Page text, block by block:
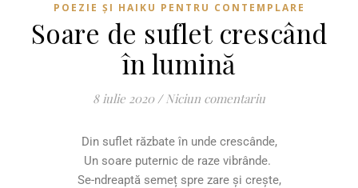
POEZIE ȘI HAIKU PENTRU CONTEMPLARE
Soare de suflet crescând
în lumină
8 iulie 2020 / Niciun comentariu
Din suflet răzbate în unde crescânde,
Un soare puternic de raze vibrânde.
Se-ndreaptă semeț spre zare și crește,